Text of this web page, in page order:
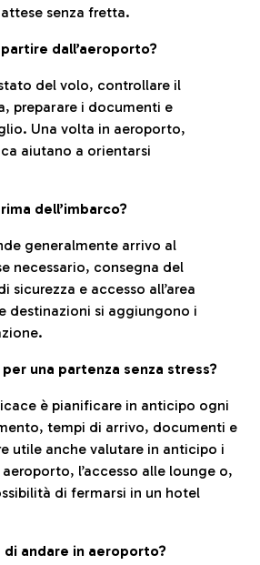
senza fretta.
dall’aeroporto?
del volo, controllare il
preparare i documenti e
Una volta in aeroporto,
aiutano a orientarsi
dell’imbarco?
generalmente arrivo al
necessario, consegna del
e accesso all’area
destinazioni si aggiungono i
una partenza senza stress?
è pianificare in anticipo ogni
tempi di arrivo, documenti e
utile anche valutare in anticipo i
l’accesso alle lounge o,
di fermarsi in un hotel
di andare in aeroporto?